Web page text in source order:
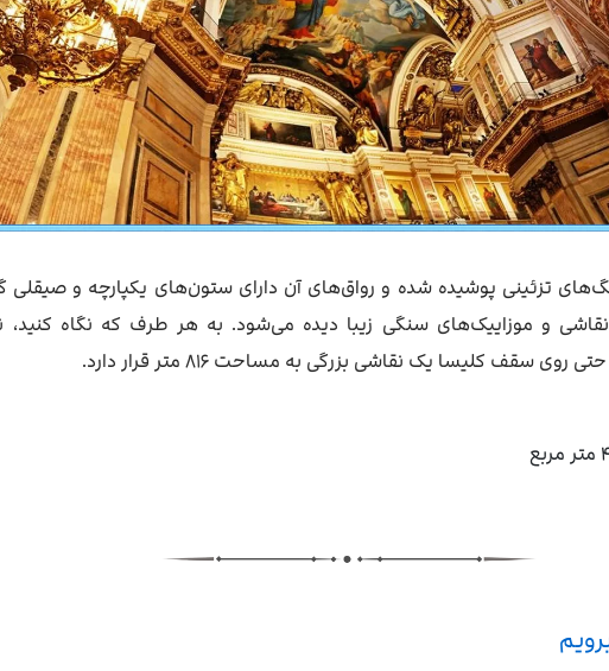
تزئینی پوشیده شده و رواق‌های آن دارای ستون‌های یکپارچه و صیقلی
و موزاییک‌های سنگی زیبا دیده می‌شود. به هر طرف که نگاه
سقف کلیسا یک نقاشی بزرگی به مساحت ۸۱۶ متر قرار دارد.